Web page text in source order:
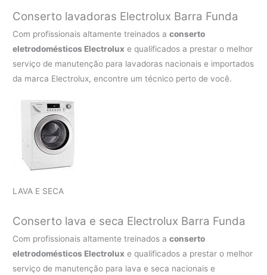
Conserto lavadoras Electrolux Barra Funda
Com profissionais altamente treinados aconserto
eletrodomésticos Electrolux e qualificados a prestar o melhor
serviço de manutenção para lavadoras nacionais e importados
da marca Electrolux, encontre um técnico perto de você.
LAVA E SECA
Conserto lava e seca Electrolux Barra Funda
Com profissionais altamente treinados aconserto
eletrodomésticos Electrolux e qualificados a prestar o melhor
serviço de manutenção para lava e seca nacionais e